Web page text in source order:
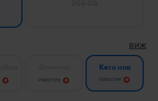
виж
Известие
Като нов
Известие